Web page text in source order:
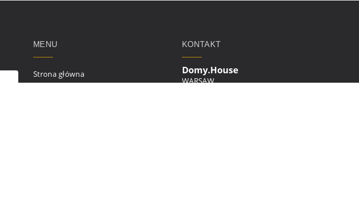
MENU
Strona główna
KONTAKT
Domy.House
WARSAW